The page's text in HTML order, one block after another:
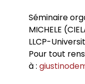
Séminaire
MICHELE
LLCP-
Pour tout
à :